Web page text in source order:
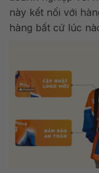
này kết nối với
hàng bất cứ lúc